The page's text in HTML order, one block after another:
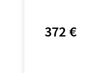
372 €